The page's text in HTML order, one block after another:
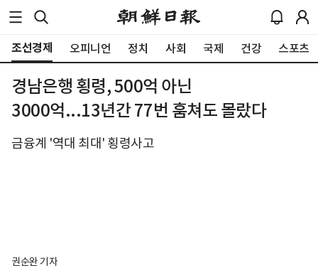
조선경제 오피니언 정치 사회 국제 건강 스포츠
경남은행 횡령, 500억 아닌
3000억...13년간 77번 훔쳐도 몰랐다
금융계 '역대 최대' 횡령사고
권순완 기자